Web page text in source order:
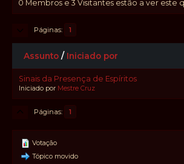
0 Membros e 3 Visitantes estão a ver este
Páginas 1
Assunto / Iniciado por
Sinais da Presença de Espíritos
Iniciado por Mestre Cruz
Páginas 1
Votação
Tópico movido